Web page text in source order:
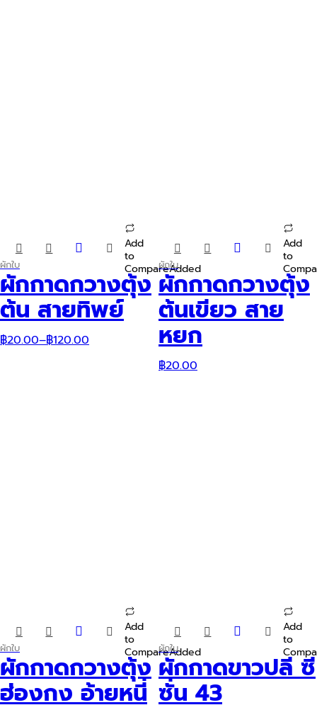
Add
to
CompareAdded
This
product
has
multiple
variants.
The
options
may
be
ผักใบ
ผักกาดกวางตุ้ง
ต้น สายทิพย์
฿20.00–฿120.00
Add
to
This
product
has
multiple
variants.
The
options
may
be
chosen
on
ผักใบ
ผักกาดกวางตุ้ง
ต้นเขียว สาย
หยก
฿20.00
Add
to
CompareAdded
This
product
has
multiple
variants.
The
ผักใบ
ผักกาดกวางตุ้ง
ฮ่องกง อ้ายหนี่
Add
to
This
product
has
multiple
variants.
The
ผักใบ
ผักกาดขาวปลี ซี
ซั่น 43